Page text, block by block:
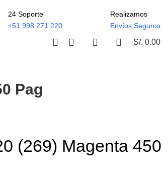
24 Soporte
+51 998 271 220
Realizamos
Envíos Seguros
S/. 0.00
Pag
(269) Magenta 450